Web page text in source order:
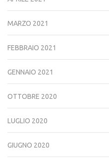
MARZO 2021
FEBBRAIO 2021
GENNAIO 2021
OTTOBRE 2020
LUGLIO 2020
GIUGNO 2020